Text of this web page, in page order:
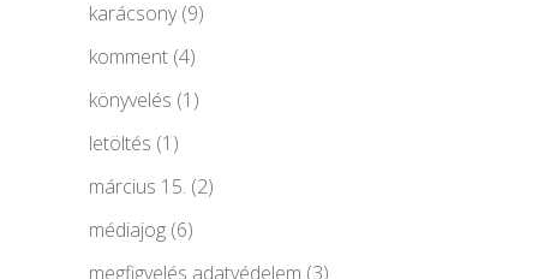
karácsony(9)
komment (4)
könyvelés (1)
letöltés (1)
március 15. (2)
médiajog (6)
megfigyelés adatvédelem (3)